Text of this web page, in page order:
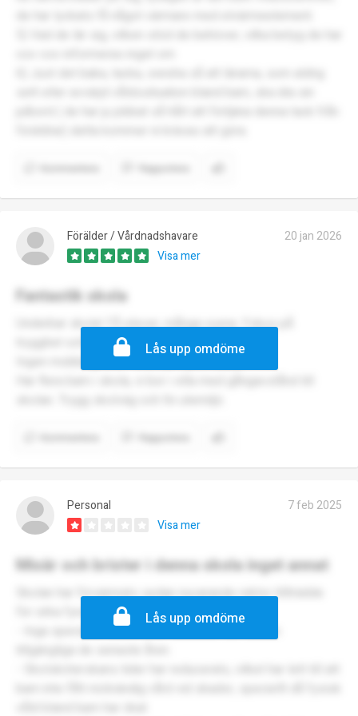
Förälder / Vårdnadshavare
20 jan 2026
Visa mer
Fantastik skola
Underbar skola! Få elever, många vuxna. Fokus på
trygghet och inkludering.
Ingen mobbing eller fokus på dyra kläder.
Lås upp omdöme
Personal
7 feb 2025
Visa mer
Misär och brister i denna skola inget annat
Skolan har försämrats sedan nuvarande rektor tillträdde
för cirka fyra år sedan.
- Inga specialist lärare eller kuratorer har funnits
Lås upp omdöme